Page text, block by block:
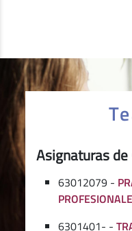
Asignaturas de
63012079 -
6301401- -